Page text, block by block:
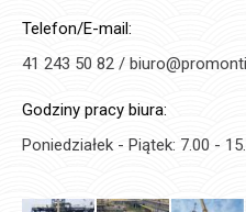
Telefon/E-mail:
41 243 50 82 /
Godziny pracy biura:
Poniedziałek - Piątek: 7.00 -